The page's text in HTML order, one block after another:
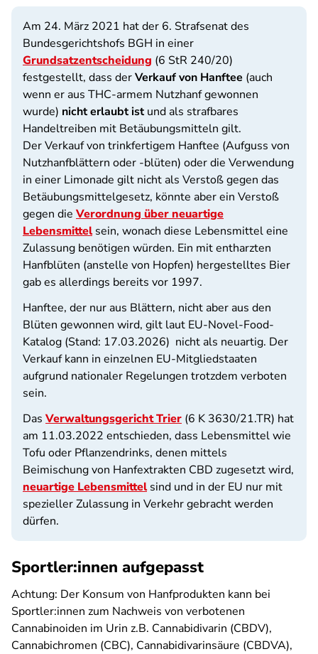
Am 24. März 2021 hat der 6. Strafsenat des
Bundesgerichtshofs BGH in einer
Grundsatzentscheidung (6 StR 240/20)
festgestellt, dass derVerkauf von Hanftee (auch
wenn er aus THC-armem Nutzhanf gewonnen
wurde) nicht erlaubt istund als strafbares
Handeltreiben mit Betäubungsmitteln gilt.
Der Verkauf von trinkfertigem Hanftee (Aufguss von
Nutzhanfblättern oder -blüten) oder die Verwendung
in einer Limonade gilt nicht als Verstoß gegen das
Betäubungsmittelgesetz, könnte aber ein Verstoß
gegen die Verordnung über neuartige
Lebensmittelsein, wonach diese Lebensmittel eine
Zulassung benötigen würden. Ein mit entharzten
Hanfblüten (anstelle von Hopfen) hergestelltes Bier
gab es allerdings bereits vor 1997.
Hanftee, der nur aus Blättern, nicht aber aus den
Blüten gewonnen wird, gilt laut EU-Novel-Food-
Katalog (Stand: 17.03.2026) nicht als neuartig. Der
Verkauf kann in einzelnen EU-Mitgliedstaaten
aufgrund nationaler Regelungen trotzdem verboten
sein.
Das Verwaltungsgericht Trier (6 K 3630/21.TR) hat
am 11.03.2022 entschieden, dass Lebensmittel wie
Tofu oder Pflanzendrinks, denen mittels
Beimischung von Hanfextrakten CBD zugesetzt wird,
neuartige Lebensmittelsind und in der EU nur mit
spezieller Zulassung in Verkehr gebracht werden
dürfen.
Sportler:innen aufgepasst
Achtung: Der Konsum von Hanfprodukten kann bei
Sportler:innen zum Nachweis von verbotenen
Cannabinoiden im Urin z.B. Cannabidivarin (CBDV),
Cannabichromen (CBC), Cannabidivarinsäure (CBDVA),